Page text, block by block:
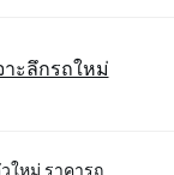
าะลึกรถใหม่
ใหม่ ราคารถ